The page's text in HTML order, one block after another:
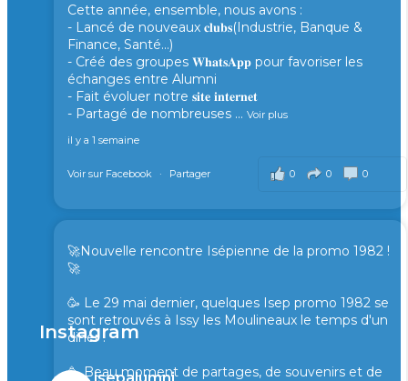
Cette année, ensemble, nous avons :
- Lancé de nouveaux 𝐜𝐥𝐮𝐛𝐬(Industrie, Banque &
Finance, Santé...)
- Créé des groupes 𝐖𝐡𝐚𝐭𝐬𝐀𝐩𝐩 pour favoriser les
échanges entre Alumni
- Fait évoluer notre 𝐬𝐢𝐭𝐞 𝐢𝐧𝐭𝐞𝐫𝐧𝐞𝐭
- Partagé de nombreuses ... Voir plus
il y a 1 semaine
0 0 0
Voir sur Facebook · Partager
🚀Nouvelle rencontre Isépienne de la promo 1982 !
🚀
🥳 Le 29 mai dernier, quelques Isep promo 1982 se
sont retrouvés à Issy les Moulineaux le temps d'un
diner !
🥳 Beau moment de partages, de souvenirs et de
Instagram